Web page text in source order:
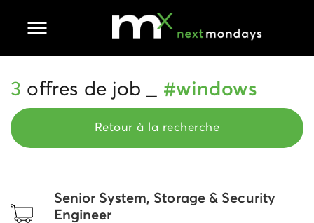
Ouvrir le menu principal
3 offres de job _ #windows
Retour à la recherche
Senior System, Storage & Security
Engineer